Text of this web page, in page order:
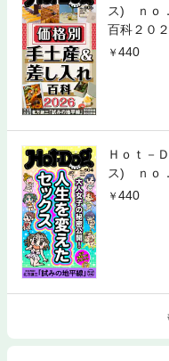
ス) ｎｏ
百科２０
440
Ｈｏｔ－
ス) ｎｏ
440